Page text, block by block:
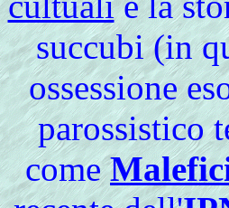
succubi (in
ossessione
parossistico
come